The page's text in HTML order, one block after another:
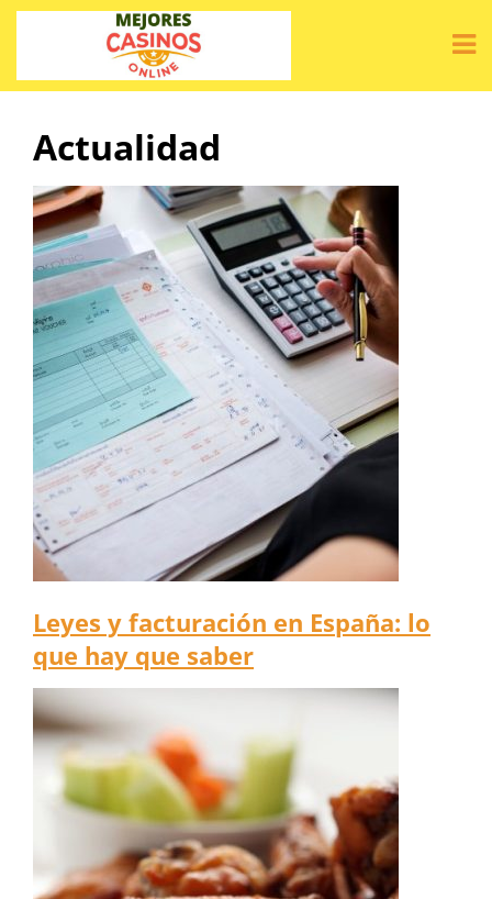
Actualidad
Leyes y facturación en España: lo
que hay que saber